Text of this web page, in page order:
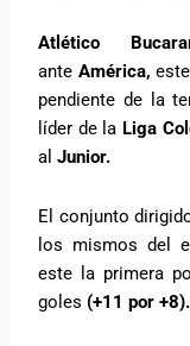
Atlético
ante América,
pendiente de la
líder de la Liga
alJunior.
El conjunto
los mismos del
este la primera
goles (+11 por +8).